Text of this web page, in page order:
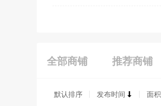
全部商铺 推荐商铺
默认排序 发布时间 面积